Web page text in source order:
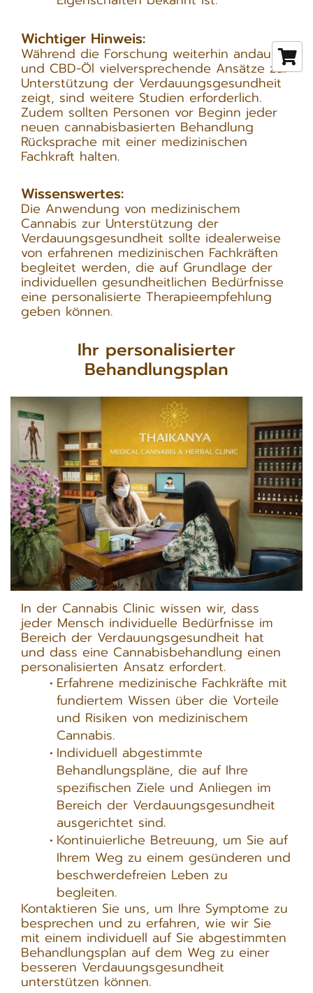
Wichtiger Hinweis:
Während die Forschung weiterhin andauert
und CBD-Öl vielversprechende Ansätze zur
Unterstützung der Verdauungsgesundheit
zeigt, sind weitere Studien erforderlich.
Zudem sollten Personen vor Beginn jeder
neuen cannabisbasierten Behandlung
Rücksprache mit einer medizinischen
Fachkraft halten.
Wissenswertes:
Die Anwendung von medizinischem
Cannabis zur Unterstützung der
Verdauungsgesundheit sollte idealerweise
von erfahrenen medizinischen Fachkräften
begleitet werden, die auf Grundlage der
individuellen gesundheitlichen Bedürfnisse
eine personalisierte Therapieempfehlung
geben können.
Ihr personalisierter
Behandlungsplan
In der Cannabis Clinic wissen wir, dass
jeder Mensch individuelle Bedürfnisse im
Bereich der Verdauungsgesundheit hat
und dass eine Cannabisbehandlung einen
personalisierten Ansatz erfordert.
Erfahrene medizinische Fachkräfte mit
fundiertem Wissen über die Vorteile
und Risiken von medizinischem
Cannabis.
Individuell abgestimmte
Behandlungspläne, die auf Ihre
spezifischen Ziele und Anliegen im
Bereich der Verdauungsgesundheit
ausgerichtet sind.
Kontinuierliche Betreuung, um Sie auf
Ihrem Weg zu einem gesünderen und
beschwerdefreien Leben zu
begleiten.
Kontaktieren Sie uns, um Ihre Symptome zu
besprechen und zu erfahren, wie wir Sie
mit einem individuell auf Sie abgestimmten
Behandlungsplan auf dem Weg zu einer
besseren Verdauungsgesundheit
unterstützen können.